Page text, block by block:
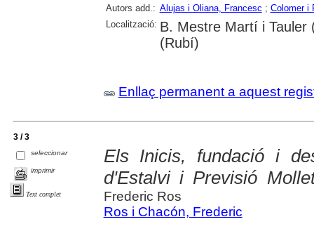
Autors add.: Alujas i Oliana, Francesc ; Colomer i
Localització: B. Mestre Martí i Tauler
(Rubí)
Enllaç permanent a aquest
3 / 3
seleccionar
imprimir
Text complet
Els Inicis, fundació i
d'Estalvi i Previsió
Frederic Ros
Ros i Chacón, Frederic